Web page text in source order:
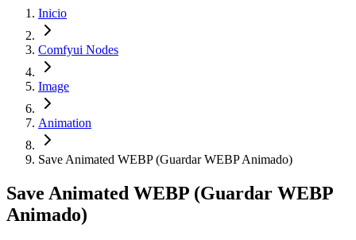
Inicio
Comfyui Nodes
Image
Animation
Save Animated WEBP (Guardar WEBP Animado)
Save Animated WEBP (Guardar WEBP
Animado)